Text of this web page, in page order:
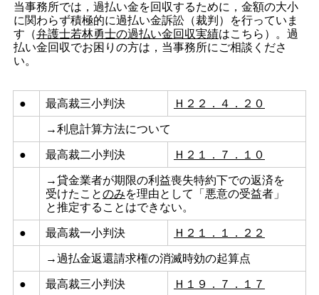
当事務所では，過払い金を回収するために，金額の大小
に関わらず積極的に過払い金訴訟（裁判）を行っていま
す（弁護士若林勇士の過払い金回収実績はこちら）。過
払い金回収でお困りの方は，当事務所にご相談くださ
い。
● 最高裁三小判決 Ｈ２２．４．２０
→利息計算方法について
● 最高裁二小判決 Ｈ２１．７．１０
→貸金業者が期限の利益喪失特約下での返済を
受けたことのみを理由として「悪意の受益者」
と推定することはできない。
● 最高裁一小判決 Ｈ２１．１．２２
→過払金返還請求権の消滅時効の起算点
● 最高裁三小判決 Ｈ１９．７．１７